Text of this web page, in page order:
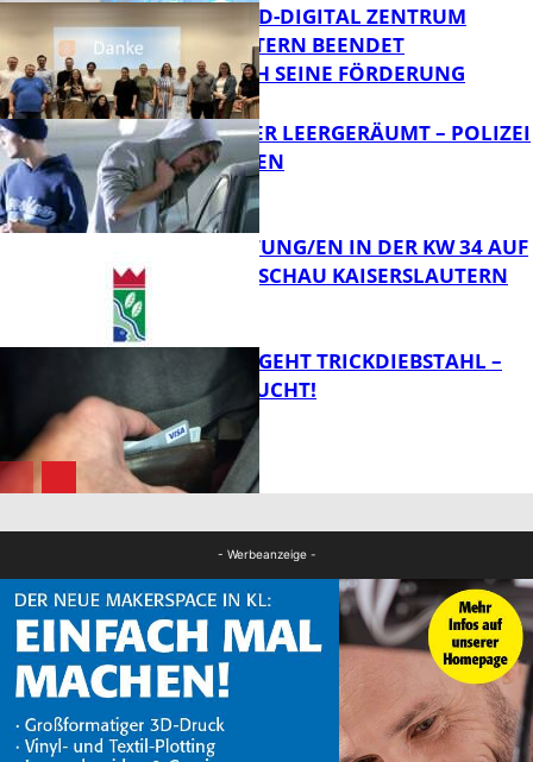
FB News
FB News
MITTELSTAND-DIGITAL ZENTRUM
KAISERSLAUTERN BEENDET
ERFOLGREICH SEINE FÖRDERUNG
TRANSPORTER LEERGERÄUMT – POLIZEI
SUCHT ZEUGEN
FB Kultur
VERANSTALTUNG/EN IN DER KW 34 AUF
DER GARTENSCHAU KAISERSLAUTERN
PÄRCHEN BEGEHT TRICKDIEBSTAHL –
ZEUGEN GESUCHT!
- Werbeanzeige -